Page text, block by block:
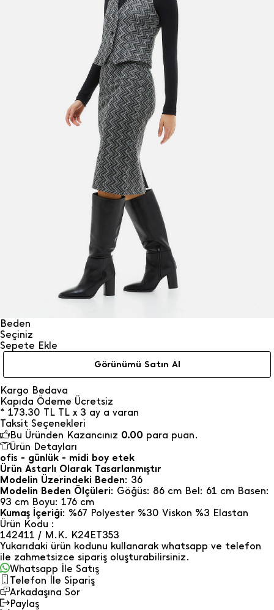
Beden
Seçiniz
Sepete Ekle
Görünümü Satın Al
Kargo Bedava
Kapıda Ödeme Ücretsiz
* 173,30 TL TL x 3 ay a varan
Taksit Seçenekleri
Bu Üründen Kazancınız 0.00 para puan.
Ürün Detayları
ofis - günlük - midi boy etek
Ürün Astarlı Olarak Tasarlanmıştır
Modelin Üzerindeki Beden: 36
Modelin Beden Ölçüleri: Göğüs: 86 cm Bel: 61 cm Basen:
93 cm Boyu: 176 cm
Kumaş İçeriği: %67 Polyester %30 Viskon %3 Elastan
Ürün Kodu :
142411 / M.K. K24ET353
Yukarıdaki ürün kodunu kullanarak whatsapp ve telefon
ile zahmetsizce sipariş oluşturabilirsiniz.
Whatsapp İle Satış
Telefon İle Sipariş
Arkadaşına Sor
Paylaş